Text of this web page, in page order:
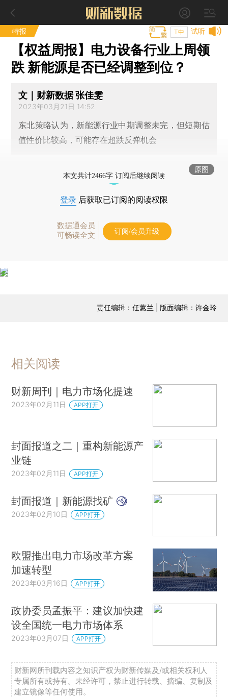
特报 试听
T中
【权益周报】电力设备行业上周领
跌 新能源是否已经调整到位？
文｜财新数据 张佳雯
2023年03月21日 14:52
东北策略认为，新能源行业中期调整未完，但短期估
值性价比较高，可能存在超跌反弹机会
原图
本文共计2466字 订阅后继续阅读
登录 后获取已订阅的阅读权限
数据通会员
可畅读全文
订阅/会员升级
责任编辑：任蕙兰 | 版面编辑：许金玲
相关阅读
财新周刊｜电力市场化提速
2023年02月11日 APP打开
封面报道之二｜重构新能源产
业链
2023年02月11日 APP打开
封面报道｜新能源找矿
2023年02月10日 APP打开
欧盟推出电力市场改革方案
加速转型
2023年03月16日 APP打开
政协委员孟振平：建议加快建
设全国统一电力市场体系
2023年03月07日 APP打开
财新网所刊载内容之知识产权为财新传媒及/或相关权利人
专属所有或持有。未经许可，禁止进行转载、摘编、复制及
建立镜像等任何使用。